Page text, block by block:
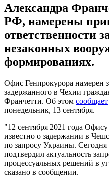
Александра
РФ, намерены
ответственности
незаконных
формированиях.
Офис Генпрокурора намерен
задержанного в Чехии
Франчетти. Об этом сообщает
понедельник, 13 сентября.
"12 сентября 2021 года
известно о задержании в
по запросу Украины.
подтвердил актуальность
процессуальных решений в
сказано в сообщении.